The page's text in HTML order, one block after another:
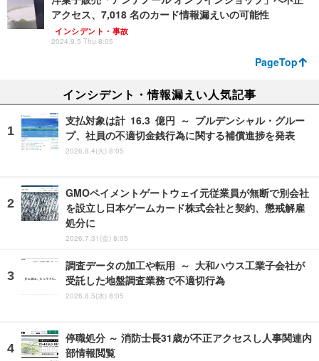
アクセス、7,018 名のカード情報漏えいの可能性
インシデント・事故
2024.9.5 Thu 8:05
PageTop
インシデント・情報漏えい人気記事
支払対象は計 16.3 億円 ～ プルデンシャル・グルー
プ、社員の不適切金銭行為に関する補償進捗を発表
2026.8.4(火) 8:05
GMOペイメントゲートウェイ元従業員が無断で別会社
を設立し日本ゲームカード株式会社と契約、懲戒解雇
処分に
2026.7.31(金) 8:05
調査データの加工や転用 ～ 大和ハウス工業子会社が
受託した地盤調査業務で不適切行為
2026.8.5(水) 8:05
停職処分 ～ 消防士長31歳が不正アクセスし人事関連内
部情報閲覧